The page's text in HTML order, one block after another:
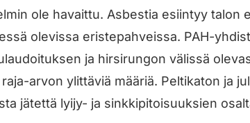
ole havaittu. Asbestia esiintyy talon
olevissa eristepahveissa. PAH-
ja hirsirungon välissä
arvon ylittäviä määriä. Peltikaton ja
jätettä lyijy- ja sinkkipitoisuuksien